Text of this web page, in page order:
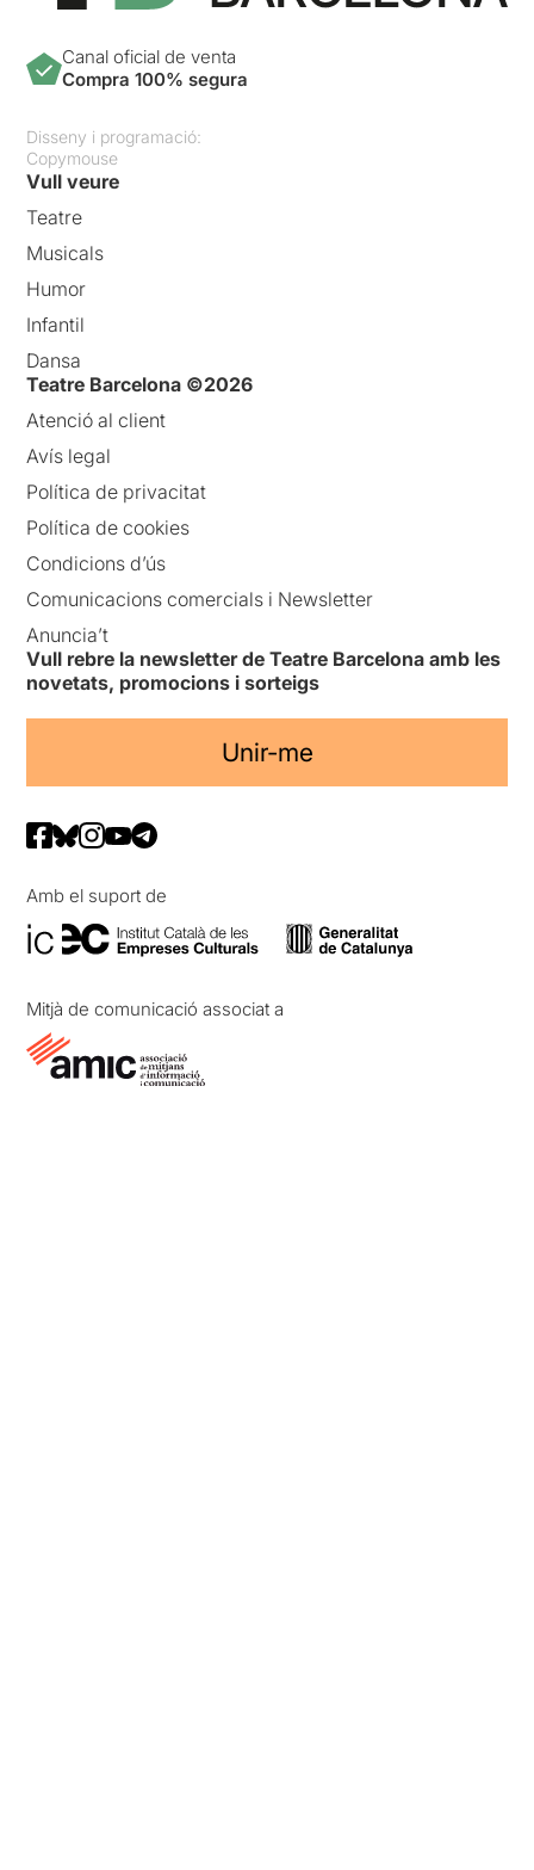
Canal oficial de venta
Compra 100% segura
Disseny i programació:
Copymouse
Vull veure
Teatre
Musicals
Humor
Infantil
Dansa
Teatre Barcelona ©2026
Atenció al client
Avís legal
Política de privacitat
Política de cookies
Condicions d’ús
Comunicacions comercials i Newsletter
Anuncia’t
Vull rebre la newsletter de Teatre Barcelona amb les
novetats, promocions i sorteigs
Unir-me
Amb el suport de
Mitjà de comunicació associat a